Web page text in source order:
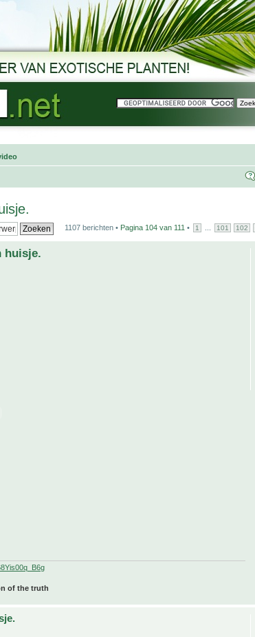
1107 berichten • Pagina 104 van 111 • 1 101 102
huisje.
of the truth